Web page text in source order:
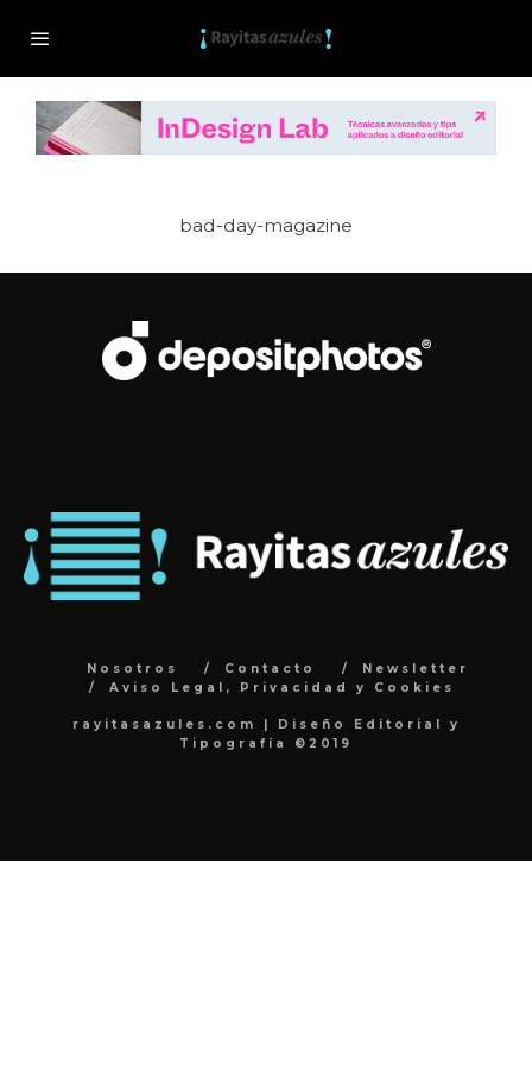
bad-day-magazine
Nosotros Contacto
Newsletter
Aviso Legal, Privacidad y Cookies
rayitasazules.com | Diseño Editorial y
Tipografía ©2019